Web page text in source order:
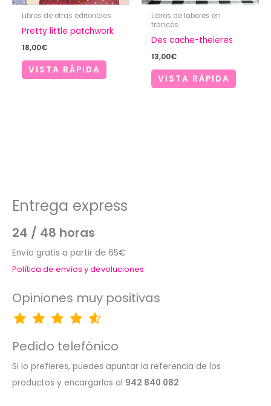
Libros de otras editoriales
Pretty little patchwork
18,00€
VISTA RÁPIDA
Libros de labores en
francés
Des cache-theieres
13,00€
VISTA RÁPIDA
Entrega express
24 / 48 horas
Envío gratis a partir de 65€
Política de envíos y devoluciones
Opiniones muy positivas
Pedido telefónico
Si lo prefieres, puedes apuntar la referencia de los
productos y encargarlos al 942 840 082